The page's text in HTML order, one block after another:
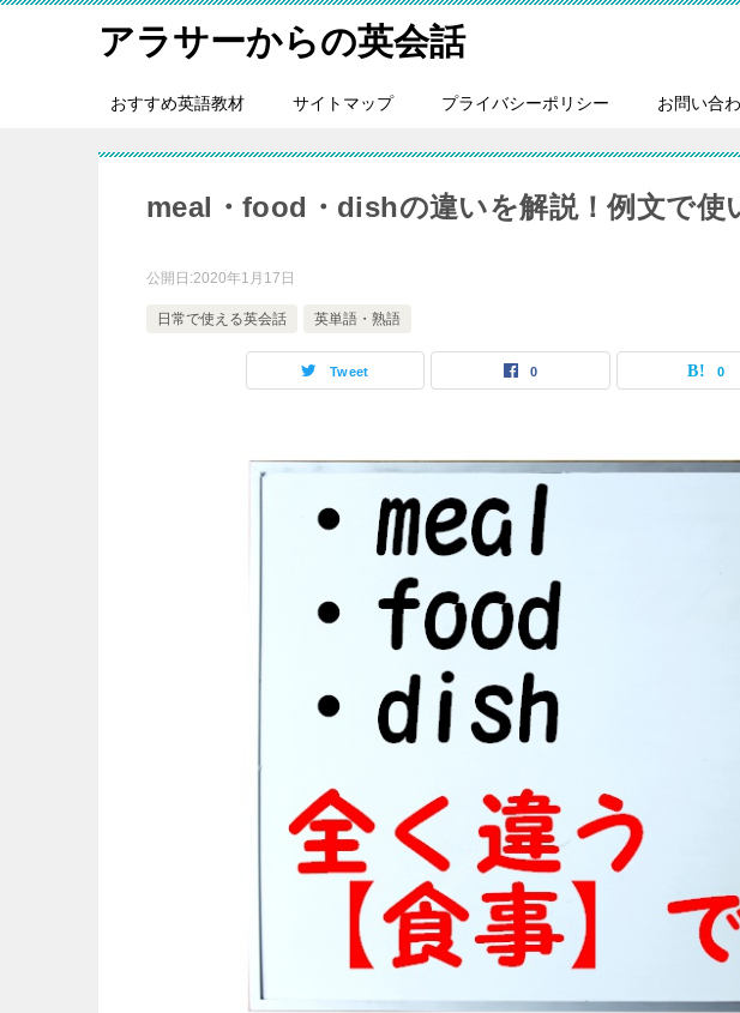
アラサーからの英会話
おすすめ英語教材 サイトマップ プライバシーポリシー お問い合
meal・food・dishの違いを解説！例文で使
公開日:2020年1月17日
日常で使える英会話 英単語・熟語
Tweet 0 0